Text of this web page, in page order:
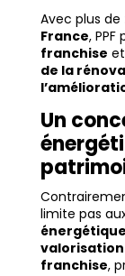
Avec plus de
France,
franchise
de la
Un
limite pas
énergétique
franchise,